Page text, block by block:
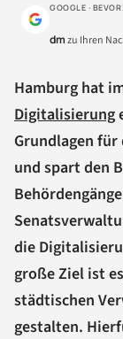
GOOGLE ·
dmzu Ihren
Hamburg hat
Digitalisierung
Grundlagen
und spart den
die
große Ziel ist
städtischen
gestalten.